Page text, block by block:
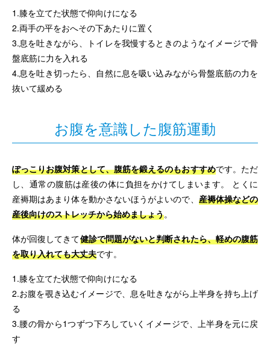
1.膝を立てた状態で仰向けになる
2.両手の平をおへその下あたりに置く
3.息を吐きながら、トイレを我慢するときのようなイメージで骨
盤底筋に力を入れる
4.息を吐き切ったら、自然に息を吸い込みながら骨盤底筋の力を
抜いて緩める
お腹を意識した腹筋運動
ぽっこりお腹対策として、腹筋を鍛えるのもおすすめです。ただ
し、通常の腹筋は産後の体に負担をかけてしまいます。 とくに
産褥期はあまり体を動かさないほうがよいので、 産褥体操などの
産後向けのストレッチから始めましょう。
体が回復してきて健診で問題がないと判断されたら、軽めの腹筋
を取り入れても大丈夫です。
1.膝を立てた状態で仰向けになる
2.お腹を覗き込むイメージで、息を吐きながら上半身を持ち上げ
る
3.腰の骨から1つずつ下ろしていくイメージで、上半身を元に戻
す